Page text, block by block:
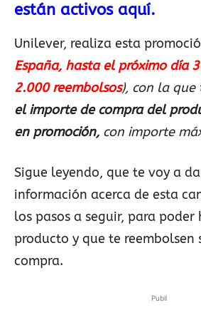
están activos aquí.
Unilever, realiza esta
España, hasta el próximo día
2.000 reembolsos), con la que
el importe de compra del
en promoción, con importe
Sigue leyendo, que te voy a
información acerca de esta
los pasos a seguir, para poder
producto y que te reembolsen
compra.
Publi